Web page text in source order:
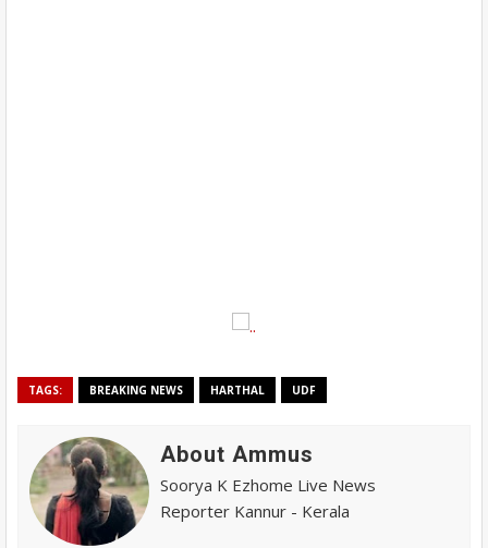
TAGS: BREAKING NEWS HARTHAL UDF
About Ammus
Soorya K Ezhome Live News
Reporter Kannur - Kerala